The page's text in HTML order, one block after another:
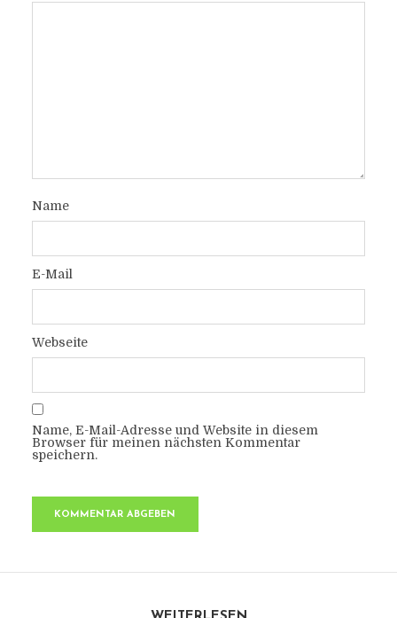
Name
E-Mail
Webseite
Name, E-Mail-Adresse und Website in diesem
Browser für meinen nächsten Kommentar
speichern.